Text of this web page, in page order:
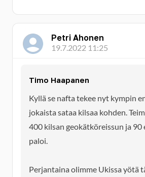
Petri Ahonen
19.7.2022 11:25
Timo Haapanen
Kyllä se nafta tekee nyt kympin
jokaista sataa kilsaa kohden.
400 kilsan geokätköreissun ja
paloi.
Perjantaina olimme Ukissa yötä